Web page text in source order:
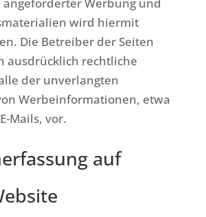
wird hiermit
Die Betreiber der Seiten
ausdrücklich rechtliche
der unverlangten
Werbeinformationen, etwa
Mails, vor.
auf